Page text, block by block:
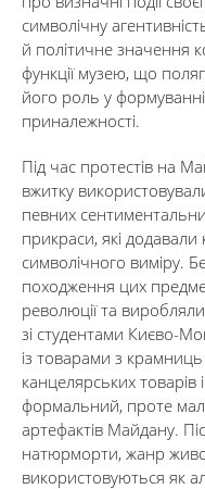
символічну
й політичне значення
функції музею, що
його роль у формуванні
приналежності.
Під час протестів на
вжитку
певних
прикраси, які
символічного виміру.
походження цих
революції та
зі студентами Києво-
із товарами з крамниць
канцелярських
формальний, проте
артефактів Майдану.
натюрморти, жанр
використовуються як